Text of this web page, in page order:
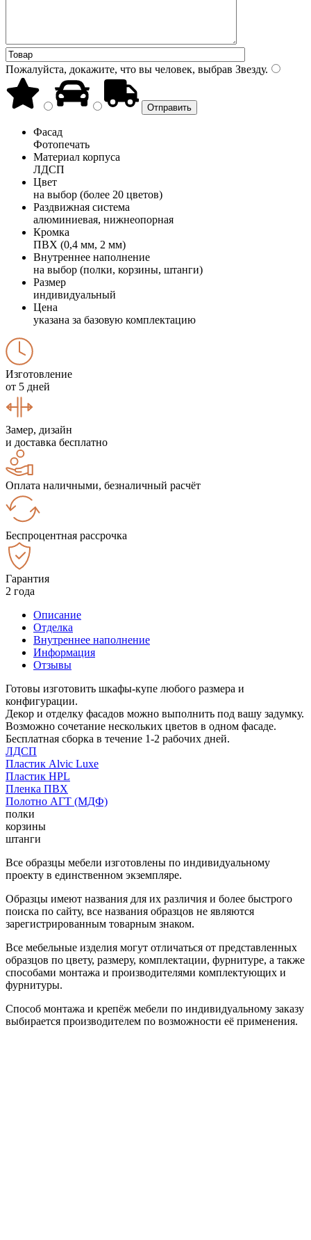
Пожалуйста, докажите, что вы человек, выбрав Звезду.
Фасад
Фотопечать
Материал корпуса
ЛДСП
Цвет
на выбор (более 20 цветов)
Раздвижная система
алюминиевая, нижнеопорная
Кромка
ПВХ (0,4 мм, 2 мм)
Внутреннее наполнение
на выбор (полки, корзины, штанги)
Размер
индивидуальный
Цена
указана за базовую комплектацию
Изготовление
от 5 дней
Замер, дизайн
и доставка бесплатно
Оплата наличными, безналичный расчёт
Беспроцентная рассрочка
Гарантия
2 года
Описание
Отделка
Внутреннее наполнение
Информация
Отзывы
Готовы изготовить шкафы-купе любого размера и
конфигурации.
Декор и отделку фасадов можно выполнить под вашу задумку.
Возможно сочетание нескольких цветов в одном фасаде.
Бесплатная сборка в течение 1-2 рабочих дней.
ЛДСП
Пластик Alvic Luxe
Пластик HPL
Пленка ПВХ
Полотно АГТ (МДФ)
полки
корзины
штанги
Все образцы мебели изготовлены по индивидуальному
проекту в единственном экземпляре.
Образцы имеют названия для их различия и более быстрого
поиска по сайту, все названия образцов не являются
зарегистрированным товарным знаком.
Все мебельные изделия могут отличаться от представленных
образцов по цвету, размеру, комплектации, фурнитуре, а также
способами монтажа и производителями комплектующих и
фурнитуры.
Способ монтажа и крепёж мебели по индивидуальному заказу
выбирается производителем по возможности её применения.